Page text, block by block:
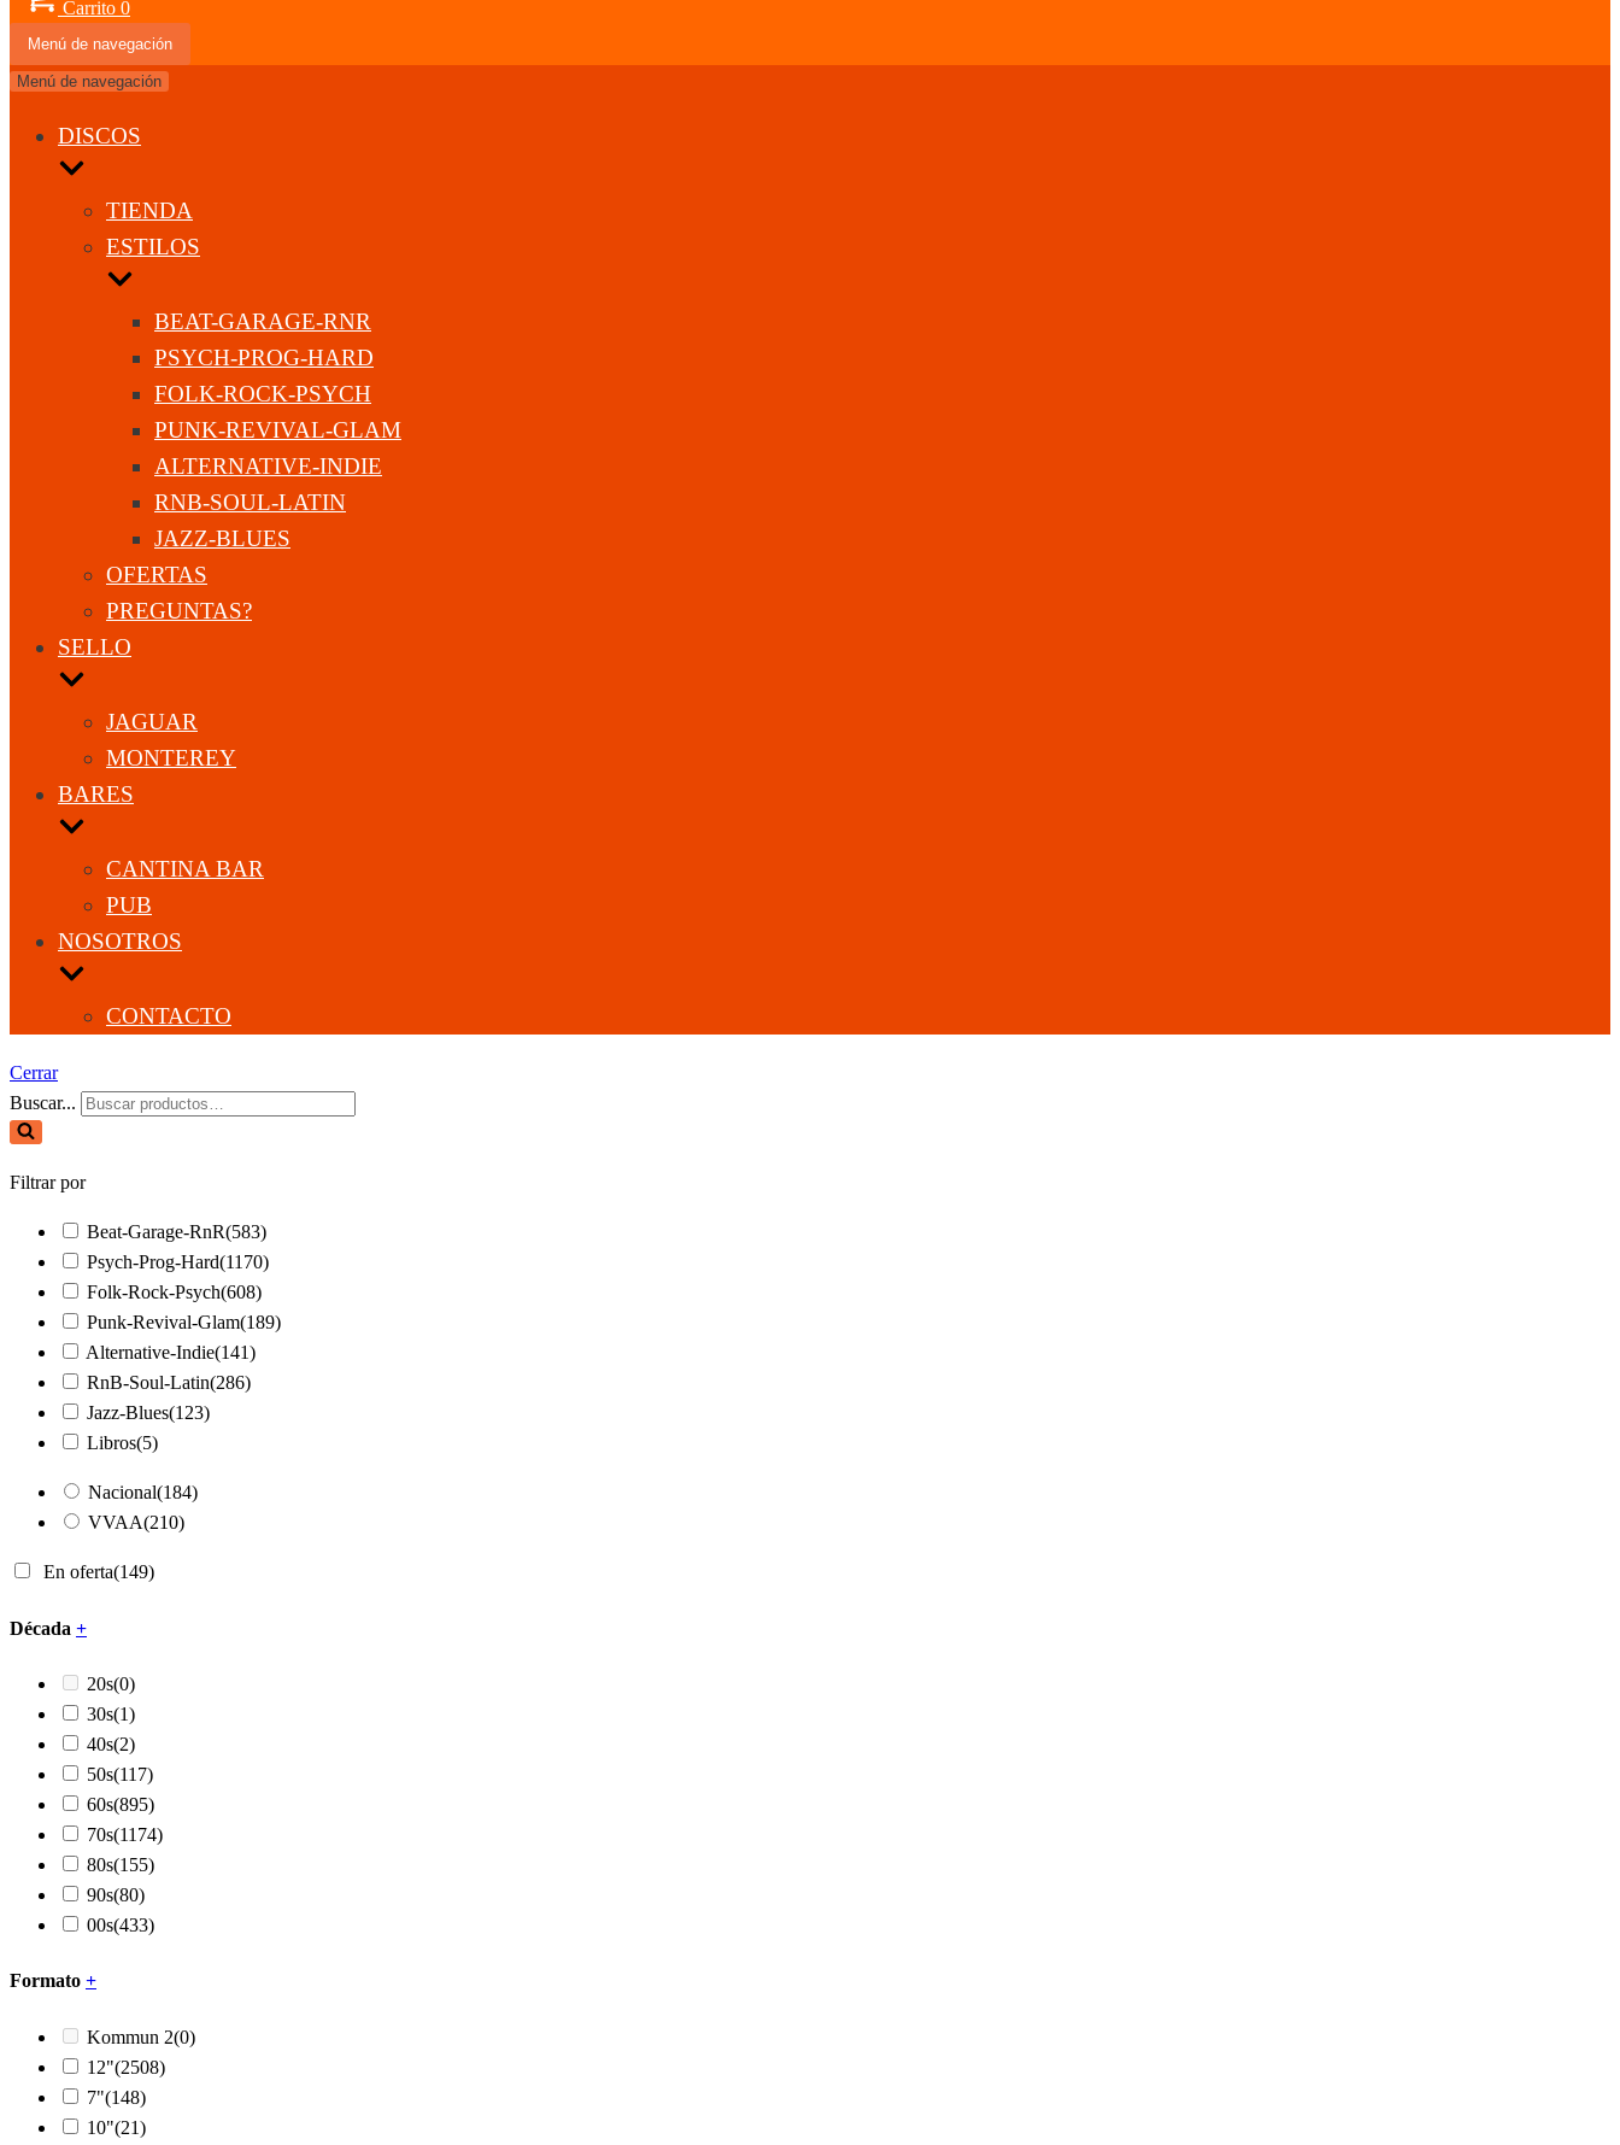
Carrito 0
Menú de navegación
Menú de navegación
DISCOS
TIENDA
ESTILOS
BEAT-GARAGE-RNR
PSYCH-PROG-HARD
FOLK-ROCK-PSYCH
PUNK-REVIVAL-GLAM
ALTERNATIVE-INDIE
RNB-SOUL-LATIN
JAZZ-BLUES
OFERTAS
PREGUNTAS?
SELLO
JAGUAR
MONTEREY
BARES
CANTINA BAR
PUB
NOSOTROS
CONTACTO
Cerrar
Buscar...
Filtrar por
Beat-Garage-RnR(583)
Psych-Prog-Hard(1170)
Folk-Rock-Psych(608)
Punk-Revival-Glam(189)
Alternative-Indie(141)
RnB-Soul-Latin(286)
Jazz-Blues(123)
Libros(5)
Nacional(184)
VVAA(210)
En oferta(149)
Década +
20s(0)
30s(1)
40s(2)
50s(117)
60s(895)
70s(1174)
80s(155)
90s(80)
00s(433)
Formato +
Kommun 2(0)
12"(2508)
7"(148)
10"(21)